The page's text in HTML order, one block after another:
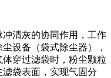
清灰的协同作用，工作
设备（袋式除尘器），
穿过滤袋时，粉尘颗粒
袋表面，实现气固分